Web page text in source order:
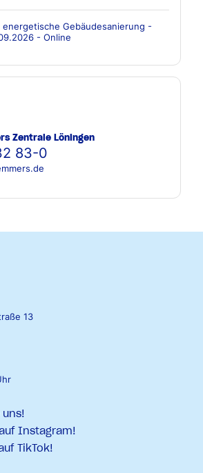
energetische Gebäudesanierung -
- Online
Zentrale Löningen
83-0
13
Instagram!
TikTok!